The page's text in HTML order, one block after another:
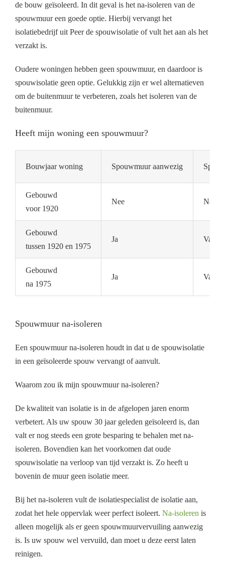
de bouw geïsoleerd. In dit geval is het na-isoleren van de
spouwmuur een goede optie. Hierbij vervangt het
isolatiebedrijf uit Peer de spouwisolatie of vult het aan als het
verzakt is.
Oudere woningen hebben geen spouwmuur, en daardoor is
spouwisolatie geen optie. Gelukkig zijn er wel alternatieven
om de buitenmuur te verbeteren, zoals het isoleren van de
buitenmuur.
Heeft mijn woning een spouwmuur?
Bouwjaar woning Spouwmuur aanwezig
Gebouwd
voor 1920
Nee Nee
Gebouwd
tussen 1920 en 1975
Ja Vaak
Gebouwd
na 1975
Ja Vaak
Spouwmuur na-isoleren
Een spouwmuur na-isoleren houdt in dat u de spouwisolatie
in een geïsoleerde spouw vervangt of aanvult.
Waarom zou ik mijn spouwmuur na-isoleren?
De kwaliteit van isolatie is in de afgelopen jaren enorm
verbetert. Als uw spouw 30 jaar geleden geïsoleerd is, dan
valt er nog steeds een grote besparing te behalen met na-
isoleren. Bovendien kan het voorkomen dat oude
spouwisolatie na verloop van tijd verzakt is. Zo heeft u
bovenin de muur geen isolatie meer.
Bij het na-isoleren vult de isolatiespecialist de isolatie aan,
zodat het hele oppervlak weer perfect isoleert. Na-isoleren is
alleen mogelijk als er geen spouwmuurvervuiling aanwezig
is. Is uw spouw wel vervuild, dan moet u deze eerst laten
reinigen.